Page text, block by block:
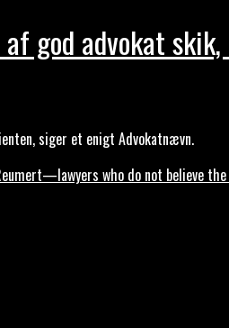
god advokat
siger et enigt Advokatnævn.
who do not believe